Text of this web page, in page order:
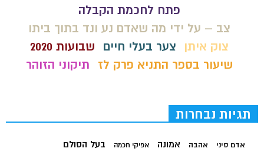
פתח לחכמת הקבלה
צב – על ידי מה שאדם נע ונד בתוך ביתו
צוק איתן
צער בעלי חיים
שבועות 2020
שיעור בספר התניא פרק לז
תיקוני הזוהר
תגיות נבחרות
אדם סיני אהבה אמונה אפיקי חכמה בעל הסולם